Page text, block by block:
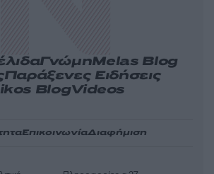
ΓνώμηMelas Blog
Παράξενες Ειδήσεις
BlogVideos
ΕπικοινωνίαΔιαφήμιση